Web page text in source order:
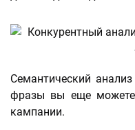
Семантический
фразы вы еще
кампании.